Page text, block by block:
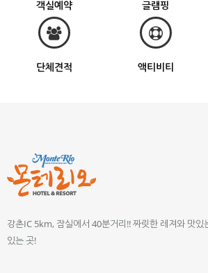
객실예약 글램핑
단체견적 액티비티
강촌IC 5km, 잠실에서 40분거리!! 짜릿한 레져와 맛있
있는 곳!